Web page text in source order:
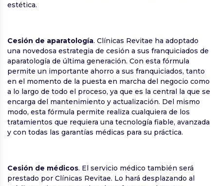
estética.
Cesión de aparatología. Clínicas Revitae ha adoptado
una novedosa estrategia de cesión a sus franquiciados de
aparatología de última generación. Con esta fórmula
permite un importante ahorro a sus franquiciados, tanto
en el momento de la puesta en marcha del negocio como
a lo largo de todo el proceso, ya que es la central la que se
encarga del mantenimiento y actualización. Del mismo
modo, esta fórmula permite realiza cualquiera de los
tratamientos que requiera una tecnología fiable, avanzada
y con todas las garantías médicas para su práctica.
Cesión de médicos. El servicio médico también será
prestado por Clínicas Revitae. Lo hará desplazando al